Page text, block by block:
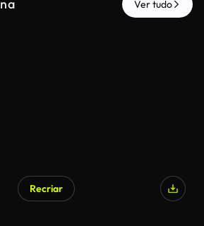
Ver tudo
Recriar